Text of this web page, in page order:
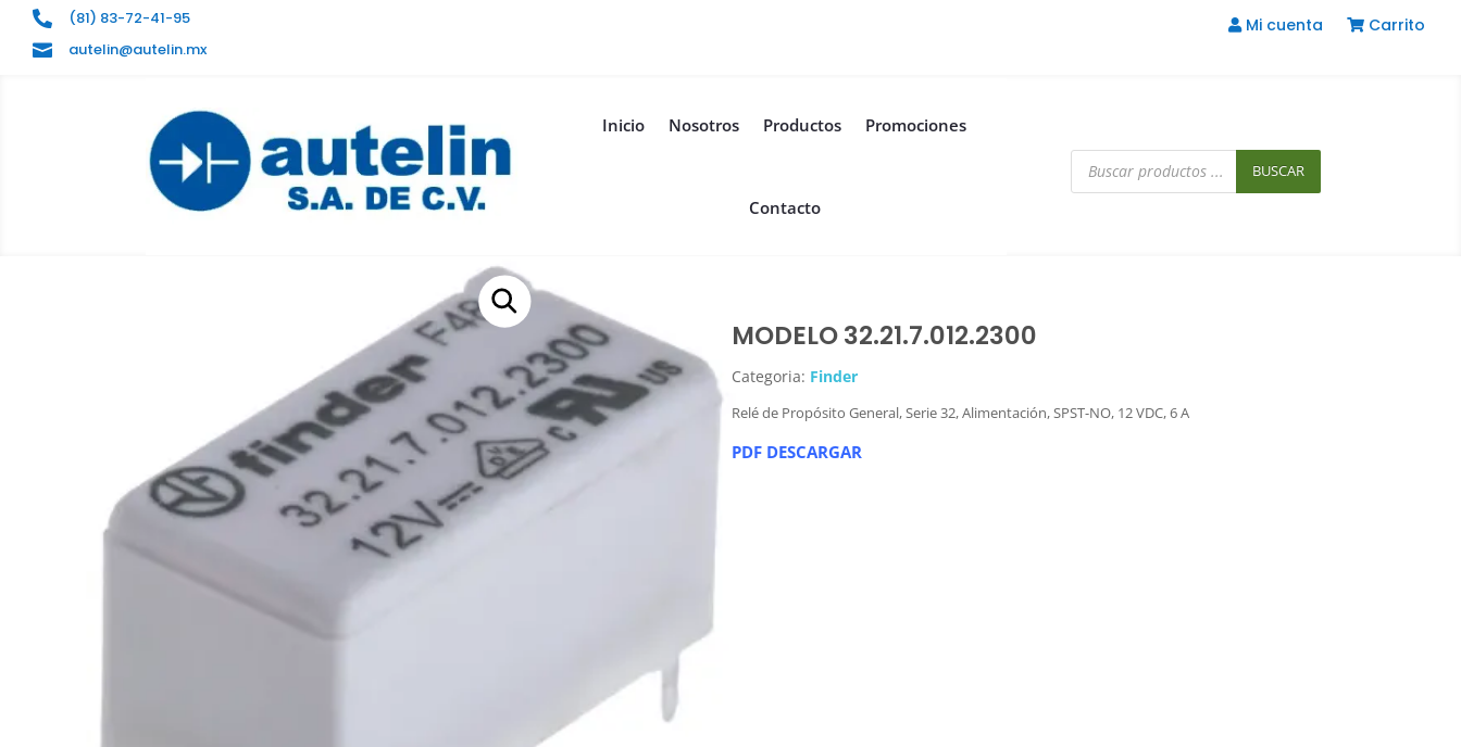
 (81) 83-72-41-95
 autelin@autelin.mx
Mi cuenta Carrito
Inicio Nosotros Productos Promociones
Contacto
Búsqueda
productos
BUSCAR
MODELO 32.21.7.012.2300
Categoria: Finder
Relé de Propósito General, Serie 32, Alimentación, SPST-NO, 12 VDC, 6 A
PDF DESCARGAR